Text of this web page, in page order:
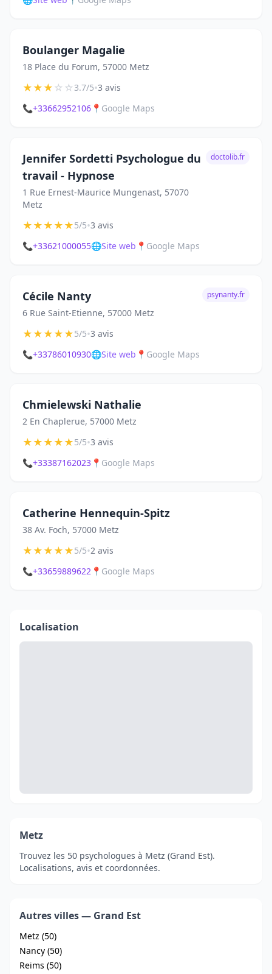
Boulanger Magalie
18 Place du Forum, 57000 Metz
★★★☆☆3.7/5•3 avis
📞+33662952106 📍 Google Maps
Jennifer Sordetti Psychologue du
travail - Hypnose
1 Rue Ernest-Maurice Mungenast, 57070
Metz
doctolib.fr
★★★★★5/5•3 avis
📞+33621000055🌐Site web 📍 Google Maps
Cécile Nanty
6 Rue Saint-Etienne, 57000 Metz
psynanty.fr
★★★★★5/5•3 avis
📞+33786010930🌐Site web 📍 Google Maps
Chmielewski Nathalie
2 En Chaplerue, 57000 Metz
★★★★★5/5•3 avis
📞+33387162023 📍 Google Maps
Catherine Hennequin-Spitz
38 Av. Foch, 57000 Metz
★★★★★5/5•2 avis
📞+33659889622 📍 Google Maps
Localisation
Metz
Trouvez les 50 psychologues à Metz (Grand Est).
Localisations, avis et coordonnées.
Autres villes — Grand Est
Metz (50)
Nancy (50)
Reims (50)